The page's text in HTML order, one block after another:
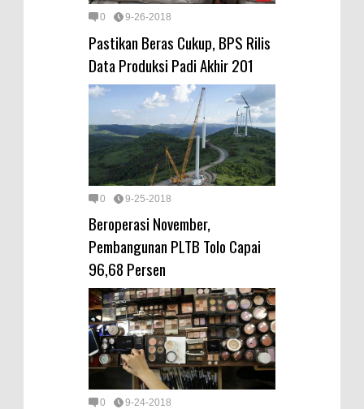
0 9-26-2018
Pastikan Beras Cukup, BPS Rilis
Data Produksi Padi Akhir 201
0 9-25-2018
Beroperasi November,
Pembangunan PLTB Tolo Capai
96,68 Persen
0 9-24-2018